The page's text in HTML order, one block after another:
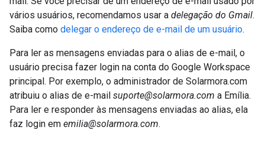
vários usuários, recomendamos usar a delegação do Gmail.
Saiba como delegar o endereço de e-mail de um usuário.
Para ler as mensagens enviadas para o alias de e-mail, o
usuário precisa fazer login na conta do Google Workspace
principal. Por exemplo, o administrador de Solarmora.com
atribuiu o alias de e-mail suporte@solarmora.com a Emília.
Para ler e responder às mensagens enviadas ao alias, ela
faz login em emilia@solarmora.com.